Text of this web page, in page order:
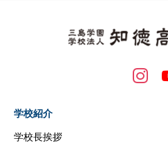
学校紹介
学校長挨拶